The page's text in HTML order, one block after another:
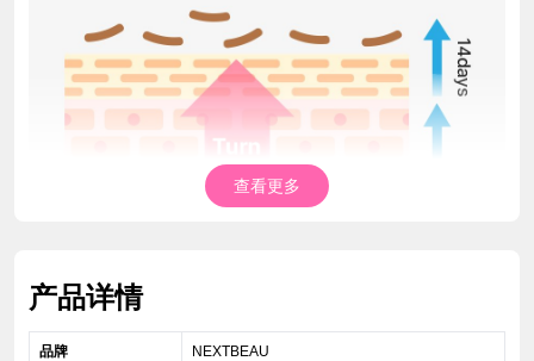
查看更多
产品详情
品牌 NEXTBEAU